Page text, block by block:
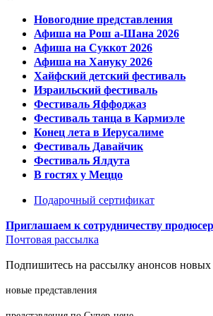
Новогодние представления
Афиша на Рош а-Шана 2026
Афиша на Суккот 2026
Афиша на Хануку 2026
Хайфский детский фестиваль
Израильский фестиваль
Фестиваль Яффоджаз
Фестиваль танца в Кармиэле
Конец лета в Иерусалиме
Фестиваль Давайчик
Фестиваль Ялдута
В гостях у Меццо
Подарочный сертификат
Приглашаем к сотрудничеству
Почтовая рассылка
Подпишитесь на рассылку анонсов
новые представления